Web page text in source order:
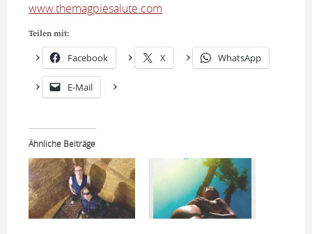
www.themagpiesalute.com
Teilen mit:
Facebook X WhatsApp
E-Mail
Ähnliche Beiträge